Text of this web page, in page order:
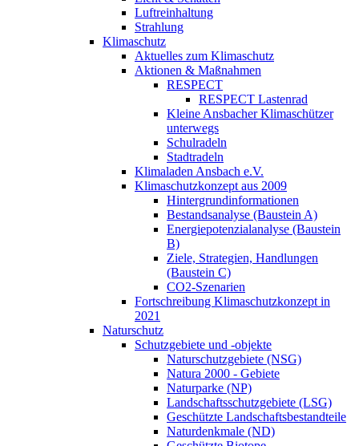
Luftreinhaltung
Strahlung
Klimaschutz
Aktuelles zum Klimaschutz
Aktionen & Maßnahmen
RESPECT
RESPECT Lastenrad
Kleine Ansbacher Klimaschützer
unterwegs
Schulradeln
Stadtradeln
Klimaladen Ansbach e.V.
Klimaschutzkonzept aus 2009
Hintergrundinformationen
Bestandsanalyse (Baustein A)
Energiepotenzialanalyse (Baustein
B)
Ziele, Strategien, Handlungen
(Baustein C)
CO2-Szenarien
Fortschreibung Klimaschutzkonzept in
2021
Naturschutz
Schutzgebiete und -objekte
Naturschutzgebiete (NSG)
Natura 2000 - Gebiete
Naturparke (NP)
Landschaftsschutzgebiete (LSG)
Geschützte Landschaftsbestandteile
Naturdenkmale (ND)